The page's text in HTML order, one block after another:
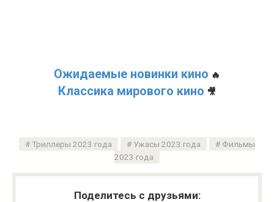
Ожидаемые новинки кино 🔥
Классика мирового кино 🎥
Триллеры 2023 года Ужасы 2023 года
Фильмы
2023 года
Поделитесь с друзьями: